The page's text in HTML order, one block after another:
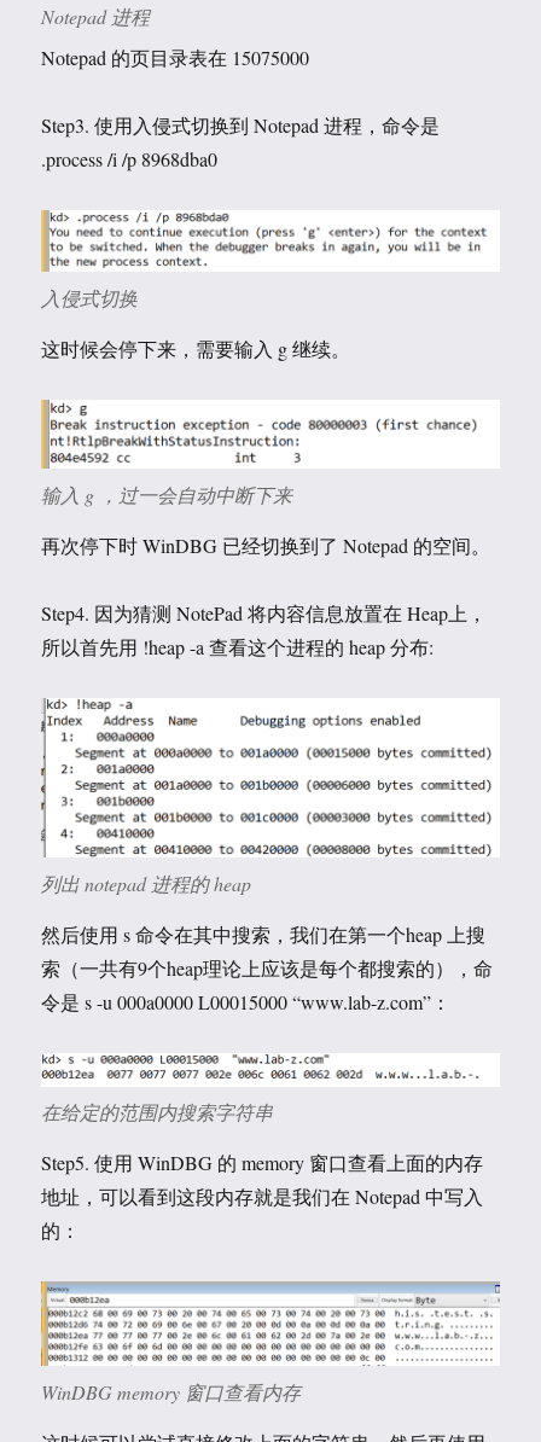
Notepad 进程
Notepad 的页目录表在 15075000
Step3. 使用入侵式切换到 Notepad 进程，命令是
.process /i /p 8968dba0
入侵式切换
这时候会停下来，需要输入 g 继续。
输入 g ，过一会自动中断下来
再次停下时 WinDBG 已经切换到了 Notepad 的空间。
Step4. 因为猜测 NotePad 将内容信息放置在 Heap上，
所以首先用 !heap -a 查看这个进程的 heap 分布:
列出 notepad 进程的 heap
然后使用 s 命令在其中搜索，我们在第一个heap 上搜
索（一共有9个heap理论上应该是每个都搜索的），命
令是 s -u 000a0000 L00015000 “www.lab-z.com”：
在给定的范围内搜索字符串
Step5. 使用 WinDBG 的 memory 窗口查看上面的内存
地址，可以看到这段内存就是我们在 Notepad 中写入
的：
WinDBG memory 窗口查看内存